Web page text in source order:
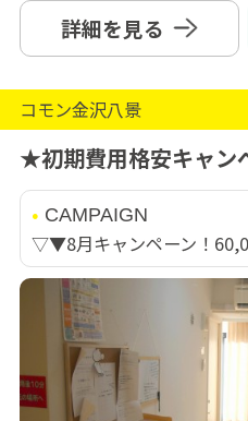
詳細を見る
コモン金沢八景
★初期費用格安キャン
CAMPAIGN
▽▼8月キャンペーン！